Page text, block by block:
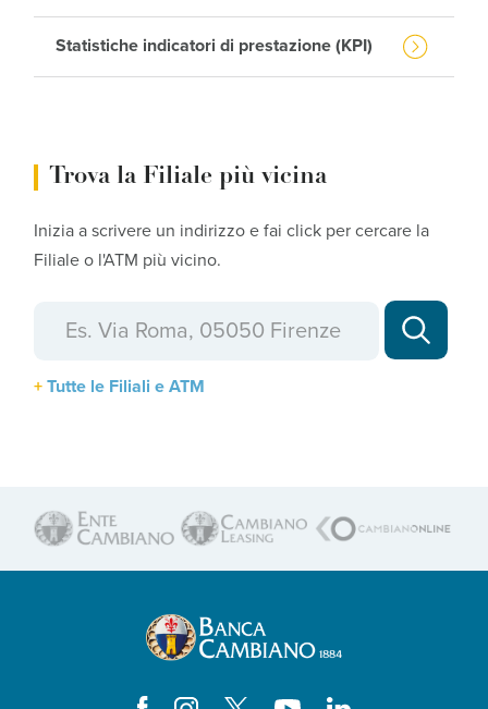
Statistiche indicatori di prestazione (KPI)
Trova la Filiale più vicina
Inizia a scrivere un indirizzo e fai click per cercare la
Filiale o l'ATM più vicino.
Tutte le Filiali e ATM